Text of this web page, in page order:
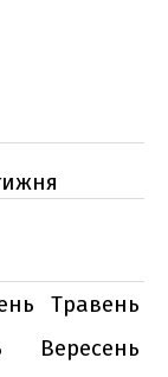
Травень
Вересень